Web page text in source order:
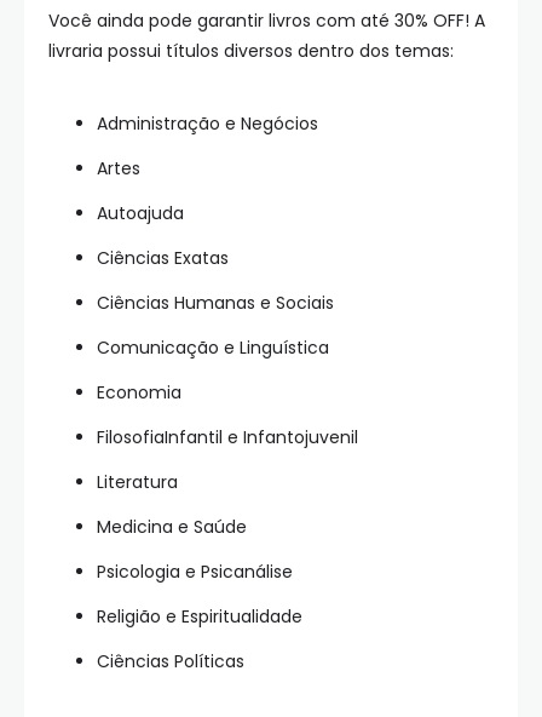
Você ainda pode garantir livros com até 30% OFF! A
livraria possui títulos diversos dentro dos temas:
Administração e Negócios
Artes
Autoajuda
Ciências Exatas
Ciências Humanas e Sociais
Comunicação e Linguística
Economia
FilosofiaInfantil e Infantojuvenil
Literatura
Medicina e Saúde
Psicologia e Psicanálise
Religião e Espiritualidade
Ciências Políticas